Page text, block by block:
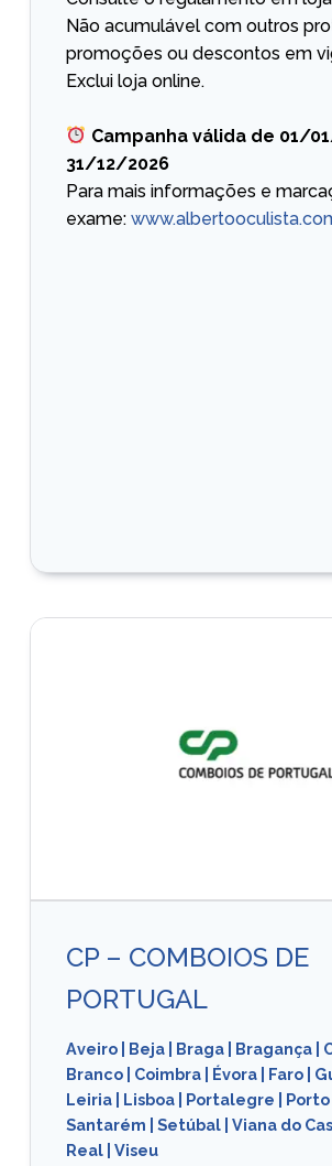
Não acumulável com outros
promoções ou descontos em
Exclui loja online.
Campanha válida de 01/
31/12/2026
Para mais informações e
exame:
CP – COMBOIOS DE
PORTUGAL
Aveiro Beja Braga Bragança
Branco
Coimbra Évora Faro
Leiria
Lisboa Portalegre Porto
Santarém |Setúbal |Viana do
Real |Viseu